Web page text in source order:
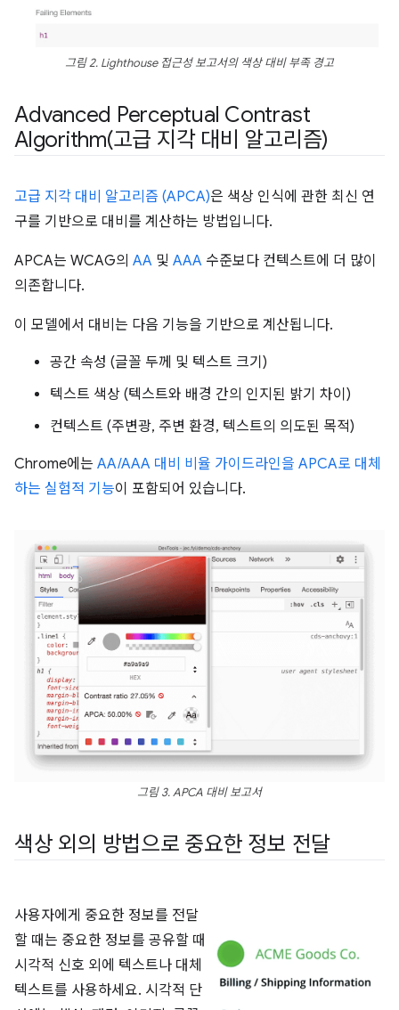
그림 2. Lighthouse 접근성 보고서의 색상 대비 부족 경고
Advanced Perceptual Contrast
Algorithm(고급 지각 대비 알고리즘)
고급 지각 대비 알고리즘 (APCA)은 색상 인식에 관한 최신 연
구를 기반으로 대비를 계산하는 방법입니다.
APCA는 WCAG의 AA 및 AAA 수준보다 컨텍스트에 더 많이
의존합니다.
이 모델에서 대비는 다음 기능을 기반으로 계산됩니다.
공간 속성 (글꼴 두께 및 텍스트 크기)
텍스트 색상 (텍스트와 배경 간의 인지된 밝기 차이)
컨텍스트 (주변광, 주변 환경, 텍스트의 의도된 목적)
Chrome에는 AA/AAA 대비 비율 가이드라인을 APCA로 대체
하는 실험적 기능이 포함되어 있습니다.
그림 3. APCA 대비 보고서
색상 외의 방법으로 중요한 정보 전달
사용자에게 중요한 정보를 전달
할 때는 중요한 정보를 공유할 때
시각적 신호 외에 텍스트나 대체
텍스트를 사용하세요. 시각적 단